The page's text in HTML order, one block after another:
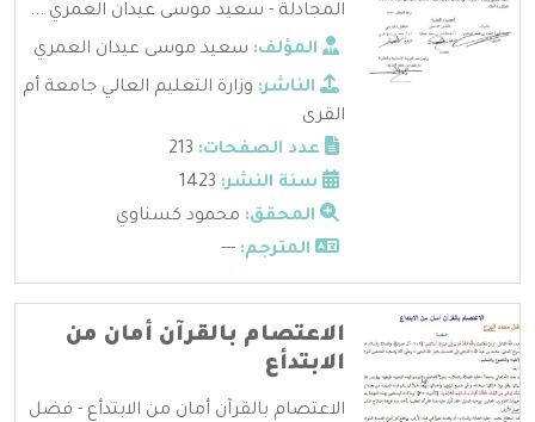
المجادلة - سعيد موسى عيدان العمري ...
المؤلف: سعيد موسى عيدان العمري
الناشر: وزارة التعليم العالي جامعة أم
القرى
عدد الصفحات:
سنة النشر:
المحقق: محمود كسناوي
المترجم: ---
الاعتصام بالقرآن أمان من
الابتدأع
الاعتصام بالقرآن أمان من الابتدأع - فضل